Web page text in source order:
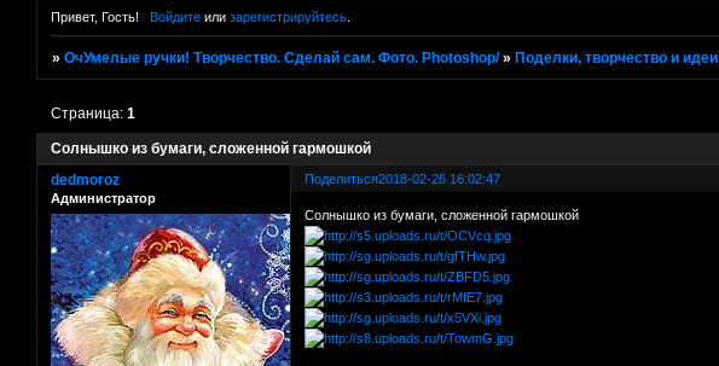
Привет, Гость! Войдитеили зарегистрируйтесь.
»ОчУмелые ручки! Творчество. Сделай сам. Фото. Photoshop/ » Поделки, творчество и идеи
Солнышко из бумаги, сложенной гармошкой
Страница:1
Поделиться2018-02-26 16:02:47
dedmoroz
Администратор
Солнышко из бумаги, сложенной гармошкой